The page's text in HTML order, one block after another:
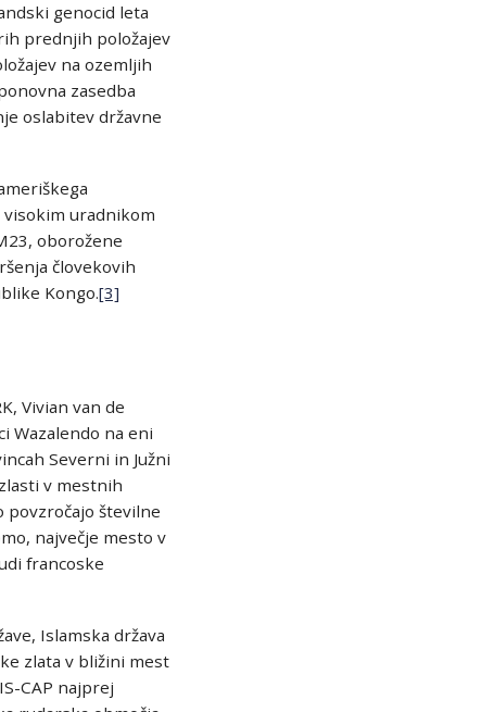
genocid leta
prednjih položajev
na ozemljih
zasedba
oslabitev državne
uradnikom
oborožene
človekovih
Kongo.[3]
Vivian van de
Wazalendo na eni
Severni in Južni
v mestnih
povzročajo številne
največje mesto v
francoske
Islamska država
zlata v bližini mest
CAP najprej